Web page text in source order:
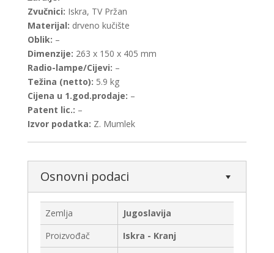
Zvučnici: Iskra, TV Pržan
Materijal: drveno kučište
Oblik: –
Dimenzije: 263 x 150 x 405 mm
Radio-lampe/Cijevi: –
Težina (netto): 5.9 kg
Cijena u 1.god.prodaje: –
Patent lic.: –
Izvor podatka: Z. Mumlek
Osnovni podaci
Zemlja
Jugoslavija
Proizvođač
Iskra - Kranj